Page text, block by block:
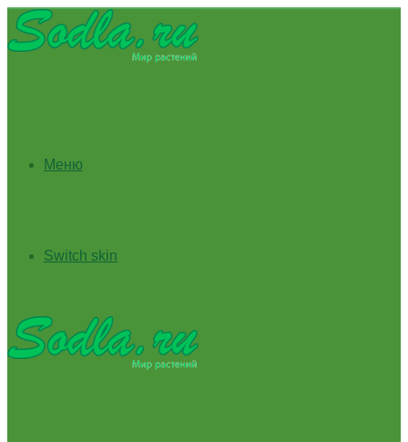
Меню
Switch skin